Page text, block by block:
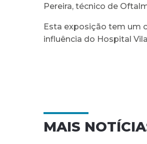
Pereira, técnico de
Esta exposição tem um
influência do Hospital
MAIS